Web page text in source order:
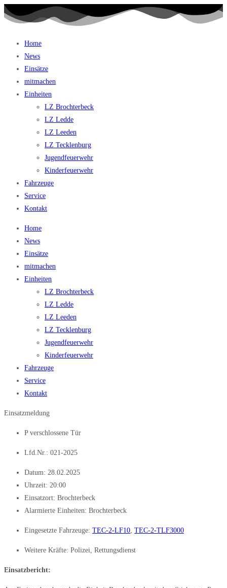
Home
News
Einsätze
mitmachen
Einheiten
LZ Brochterbeck
LZ Ledde
LZ Leeden
LZ Tecklenburg
Jugendfeuerwehr
Kinderfeuerwehr
Fahrzeuge
Service
Kontakt
Home
News
Einsätze
mitmachen
Einheiten
LZ Brochterbeck
LZ Ledde
LZ Leeden
LZ Tecklenburg
Jugendfeuerwehr
Kinderfeuerwehr
Fahrzeuge
Service
Kontakt
Einsatzmeldung
P verschlossene Tür
Lfd.Nr.: 021-2025
Datum: 28.02.2025
Uhrzeit: 20:00
Einsatzort: Brochterbeck
Alarmierte Einheiten: Brochterbeck
Eingesetzte Fahrzeuge: TEC-2-LF10, TEC-2-TLF3000
Weitere Kräfte: Polizei, Rettungsdienst
Einsatzbericht: